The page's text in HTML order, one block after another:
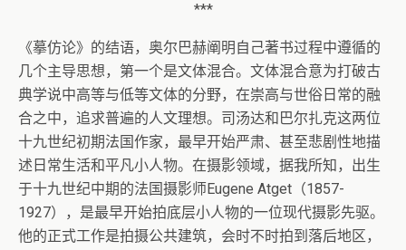
***
《摹仿论》的结语，奥尔巴赫阐明自己著书过程中遵循的
几个主导思想，第一个是文体混合。文体混合意为打破古
典学说中高等与低等文体的分野，在崇高与世俗日常的融
合之中，追求普遍的人文理想。司汤达和巴尔扎克这两位
十九世纪初期法国作家，最早开始严肃、甚至悲剧性地描
述日常生活和平凡小人物。在摄影领域，据我所知，出生
于十九世纪中期的法国摄影师Eugene Atget（1857-
1927），是最早开始拍底层小人物的一位现代摄影先驱。
他的正式工作是拍摄公共建筑，会时不时拍到落后地区，